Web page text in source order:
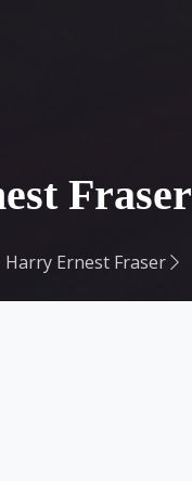
Fraser
Harry Ernest Fraser